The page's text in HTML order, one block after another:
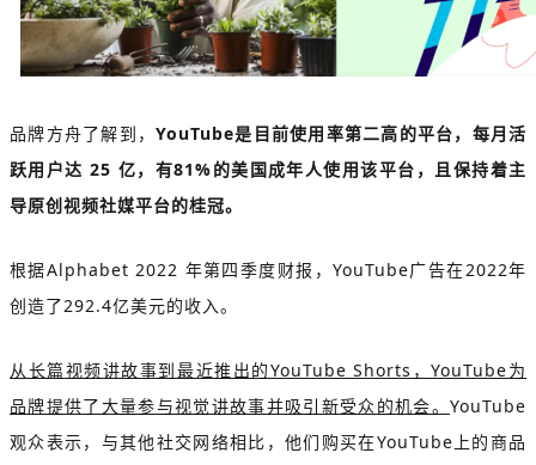
品牌方舟了解到， YouTube是目前使用率第二高的平台，每月活
跃用户达 25 亿，有81%的美国成年人使用该平台，且保持着主
导原创视频社媒平台的桂冠。
根据Alphabet 2022 年第四季度财报，YouTube广告在2022年
创造了292.4亿美元的收入。
从长篇视频讲故事到最近推出的YouTube Shorts，YouTube为
品牌提供了大量参与视觉讲故事并吸引新受众的机会。 YouTube
观众表示，与其他社交网络相比，他们购买在YouTube上的商品